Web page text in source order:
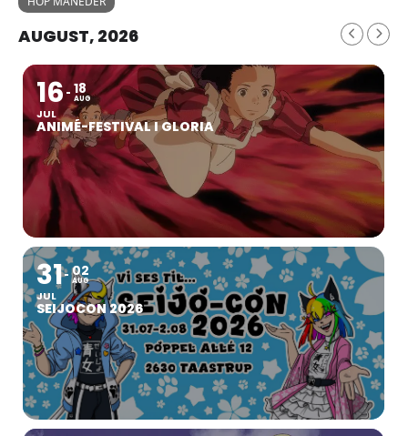
AUGUST, 2026
16
JUL
18
AUG
ANIMÉ-FESTIVAL I GLORIA
31
JUL
02
AUG
SEIJOCON 2026